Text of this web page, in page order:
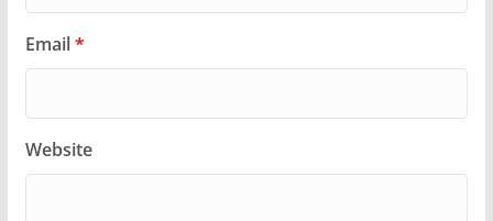
Email*
Website